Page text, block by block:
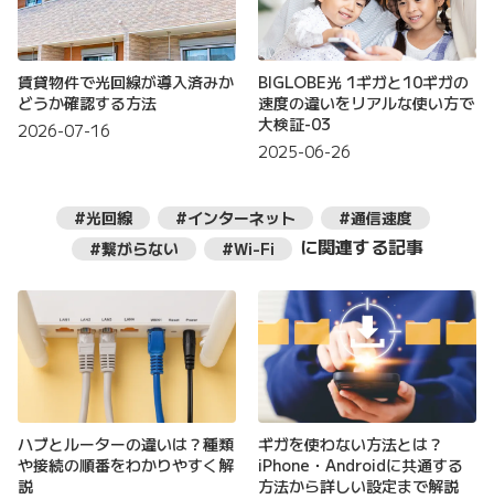
賃貸物件で光回線が導入済みか
どうか確認する方法
2026-07-16
BIGLOBE光 1ギガと10ギガの
速度の違いをリアルな使い方で
大検証-03
2025-06-26
#光回線 #インターネット
#通信速度
#繋がらない
#Wi-Fi に関連する記事
ハブとルーターの違いは？種類
や接続の順番をわかりやすく解
説
ギガを使わない方法とは？
iPhone・Androidに共通する
方法から詳しい設定まで解説